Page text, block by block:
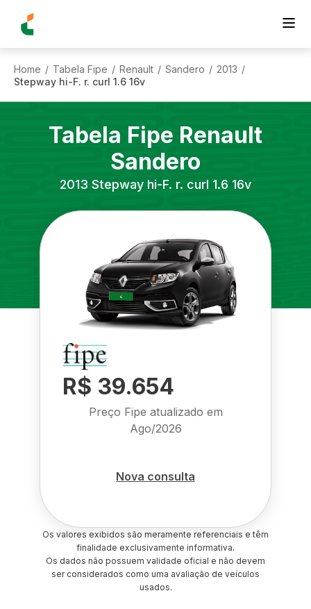
Home / Tabela Fipe / Renault / Sandero / 2013 /
Stepway hi-F. r. curl 1.6 16v
Tabela Fipe Renault
Sandero
2013 Stepway hi-F. r. curl 1.6 16v
R$ 39.654
Preço Fipe atualizado em
Ago/2026
Nova consulta
Os valores exibidos são meramente referenciais e têm
finalidade exclusivamente informativa.
Os dados não possuem validade oficial e não devem
ser considerados como uma avaliação de veículos
usados.